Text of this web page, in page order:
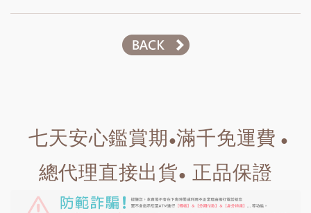
七天安心鑑賞期 ●滿千免運費 ●
總代理直接出貨● 正品保證